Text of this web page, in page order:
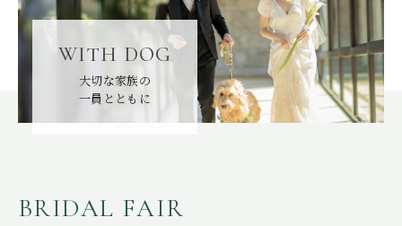
SCHEDULE 挙式の流れ
PARTY 会場
CEREMONY 挙式
WITH DOG
大切な家族の
一員とともに
BRIDAL FAIR